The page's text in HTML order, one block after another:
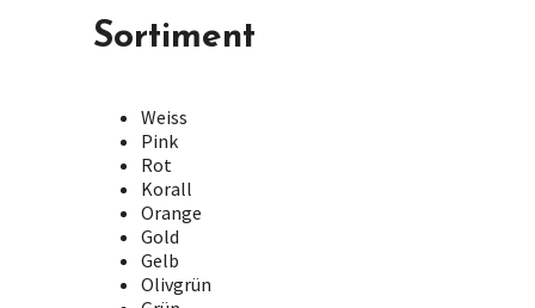
Sortiment
Weiss
Pink
Rot
Korall
Orange
Gold
Gelb
Olivgrün
während Ihres
Besuches so
Wenn Sie diese
werden manche
Funktionalitäten
auf der Website
verschwinden.
In order for our